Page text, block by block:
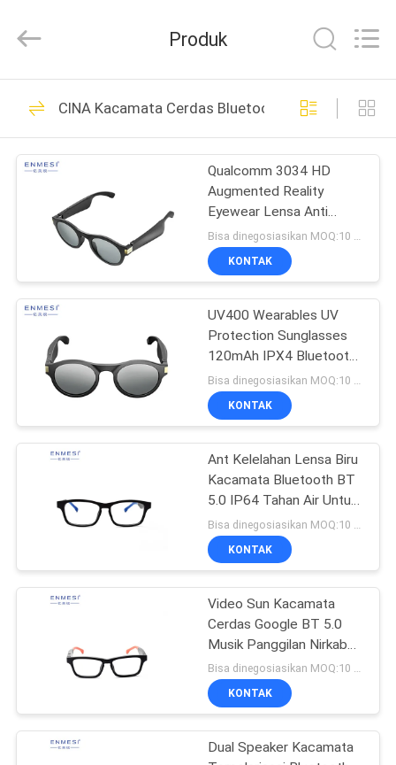
RUMAH
PRODUK
TENTANG
KAMI
TUR
PABRIK
KONTROL
BERITA
KASUS
PERMINTAAN
PENAWARAN
SHOPPING
PETA
Technology
Rights
Kacamata Cerdas
AR
92
Tampilan Dipasang
di Kepala
89
Kacamata Video
37
Kacamata Cerdas
VR
28
Produk
CINA Kacamata Cerdas Bluetooth
Qualcomm 3034 HD
Augmented Reality
Eyewear Lensa Anti
Cahaya Biru Untuk
Menggunakan Komputer
Bisa dinegosiasikan MOQ:10 buah
KONTAK
UV400 Wearables UV
Protection Sunglasses
120mAh IPX4 Bluetooth
Smart Glasses
KONTAK
Ant Kelelahan Lensa Biru
Kacamata Bluetooth BT
5.0 IP64 Tahan Air Untuk
Bekerja
KONTAK
Video Sun Kacamata
Cerdas Google BT 5.0
Musik Panggilan Nirkabel
Bluetooth Tahan Air
Bisa dinegosiasikan MOQ:10 buah
KONTAK
Dual Speaker Kacamata